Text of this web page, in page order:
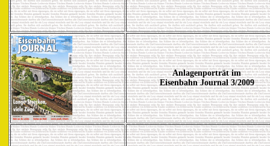
Anlagenporträt im
Eisenbahn Journal 3/2009